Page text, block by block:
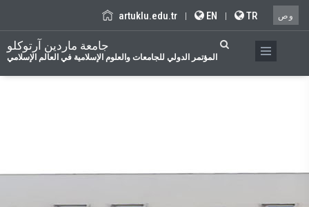
artuklu.edu.tr | EN | TR وص
جامعة ماردين آرتوكلو
المؤتمر الدولي للجامعات والعلوم الإسلامية في العالم الإسلامي